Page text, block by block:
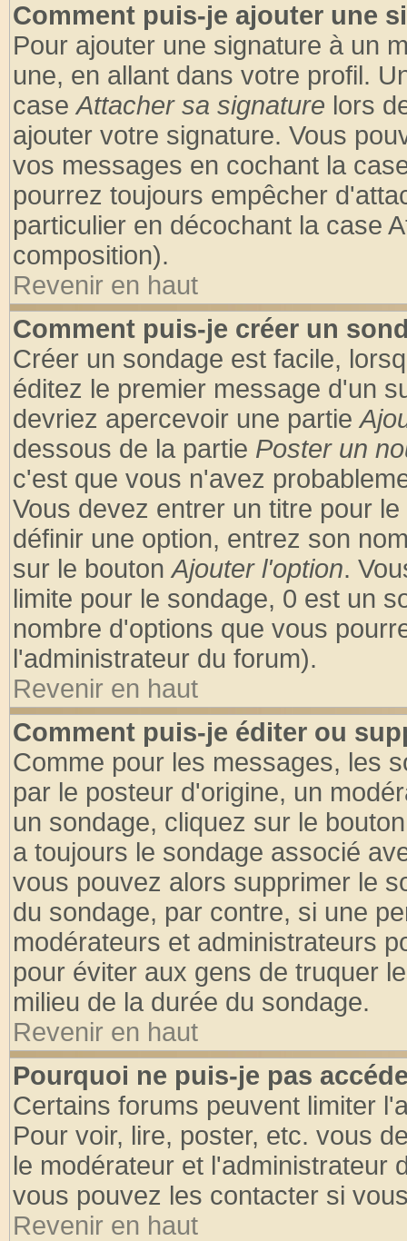
Comment puis-je ajouter une
Pour ajouter une signature à un
une, en allant dans votre profil.
caseAttacher sa signature lors
ajouter votre signature. Vous
vos messages en cochant la
pourrez toujours empêcher
particulier en décochant la case
composition).
Revenir en haut
Comment puis-je créer un
Créer un sondage est facile,
éditez le premier message d'un
devriez apercevoir une partie
dessous de la partie Poster un
c'est que vous n'avez
Vous devez entrer un titre pour
définir une option, entrez son
sur le boutonAjouter l'option.
limite pour le sondage, 0 est un
nombre d'options que vous
l'administrateur du forum).
Revenir en haut
Comment puis-je éditer ou
Comme pour les messages, les
par le posteur d'origine, un
un sondage, cliquez sur le
a toujours le sondage associé
vous pouvez alors supprimer le
du sondage, par contre, si une
modérateurs et administrateurs
pour éviter aux gens de truquer
milieu de la durée du sondage.
Revenir en haut
Pourquoi ne puis-je pas
Certains forums peuvent limiter
Pour voir, lire, poster, etc. vous
le modérateur et l'administrateur
vous pouvez les contacter si
Revenir en haut